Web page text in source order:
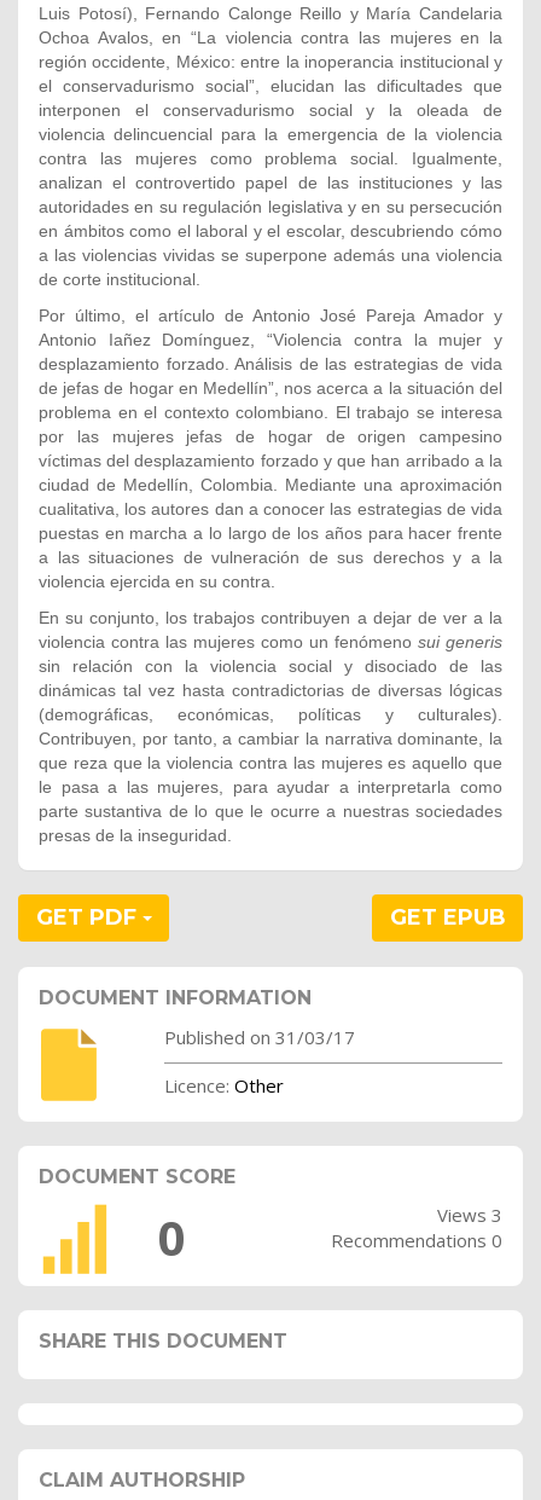
Luis Potosí), Fernando Calonge Reillo y María Candelaria
Ochoa Avalos, en “La violencia contra las mujeres en la
región occidente, México: entre la inoperancia institucional y
el conservadurismo social”, elucidan las dificultades que
interponen el conservadurismo social y la oleada de
violencia delincuencial para la emergencia de la violencia
contra las mujeres como problema social. Igualmente,
analizan el controvertido papel de las instituciones y las
autoridades en su regulación legislativa y en su persecución
en ámbitos como el laboral y el escolar, descubriendo cómo
a las violencias vividas se superpone además una violencia
de corte institucional.
Por último, el artículo de Antonio José Pareja Amador y
Antonio Iañez Domínguez, “Violencia contra la mujer y
desplazamiento forzado. Análisis de las estrategias de vida
de jefas de hogar en Medellín”, nos acerca a la situación del
problema en el contexto colombiano. El trabajo se interesa
por las mujeres jefas de hogar de origen campesino
víctimas del desplazamiento forzado y que han arribado a la
ciudad de Medellín, Colombia. Mediante una aproximación
cualitativa, los autores dan a conocer las estrategias de vida
puestas en marcha a lo largo de los años para hacer frente
a las situaciones de vulneración de sus derechos y a la
violencia ejercida en su contra.
En su conjunto, los trabajos contribuyen a dejar de ver a la
violencia contra las mujeres como un fenómeno sui generis
sin relación con la violencia social y disociado de las
dinámicas tal vez hasta contradictorias de diversas lógicas
(demográficas, económicas, políticas y culturales).
Contribuyen, por tanto, a cambiar la narrativa dominante, la
que reza que la violencia contra las mujeres es aquello que
le pasa a las mujeres, para ayudar a interpretarla como
parte sustantiva de lo que le ocurre a nuestras sociedades
presas de la inseguridad.
GET PDF GET EPUB
DOCUMENT INFORMATION
Published on 31/03/17
Licence: Other
DOCUMENT SCORE
0
Views 3
Recommendations 0
SHARE THIS DOCUMENT
CLAIM AUTHORSHIP